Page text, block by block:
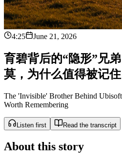
4:25 June 21, 2026
育碧背后的“隐形” 兄弟
莫 ， 为什么值得被记住
The 'Invisible' Brother Behind
Worth Remembering
Listen first Read the transcript
About this story